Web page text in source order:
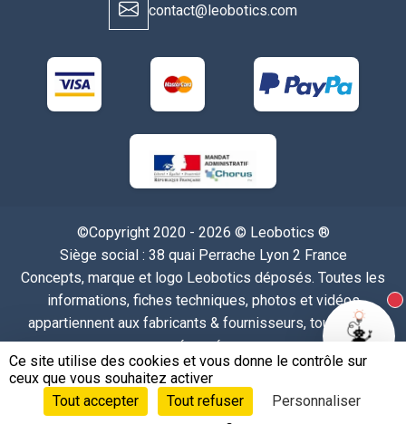
contact@leobotics.com
©Copyright 2020 - 2026 © Leobotics ®
Siège social : 38 quai Perrache Lyon 2 France
Concepts, marque et logo Leobotics déposés. Toutes les
informations, fiches techniques, photos et vidéos
appartiennent aux fabricants & fournisseurs, tous droits
réservés.
Politique de confidentialité -Mentions Légales-CGU
CGV-RGPD-Gérer les cookies
Ce site utilise des cookies et vous donne le contrôle sur
ceux que vous souhaitez activer
Tout accepter
Tout refuser
Personnaliser